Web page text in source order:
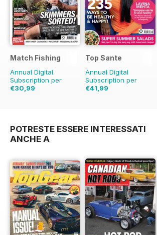
Match Fishing
Annual Digital
Subscription per
€30,99
Top Sante
Annual Digital
Subscription per
€41,99
POTRESTE ESSERE INTERESSATI
ANCHE A